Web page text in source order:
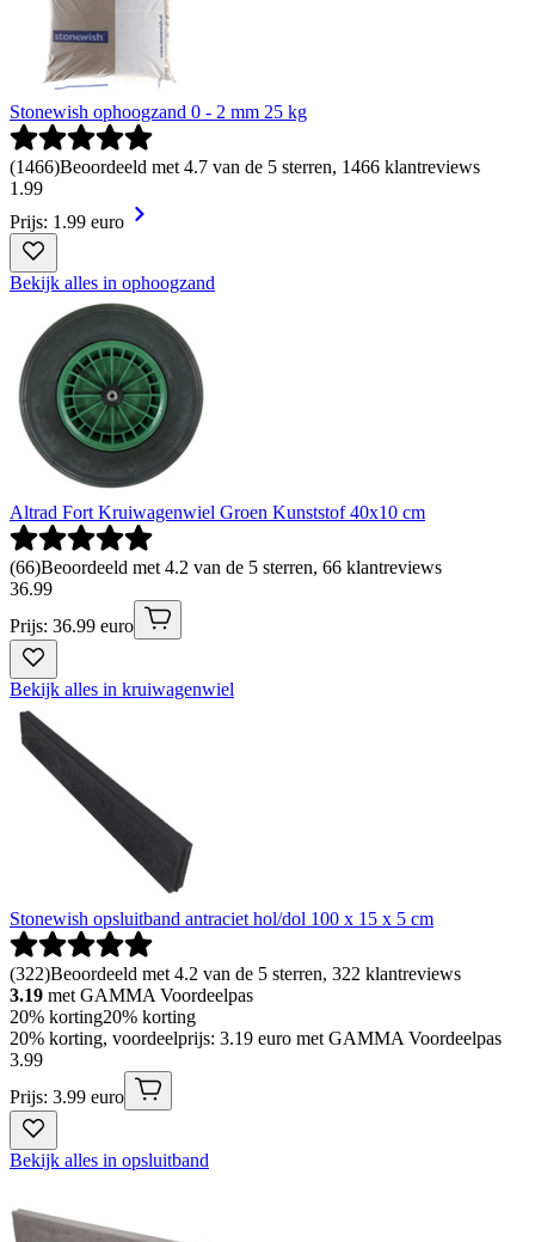
Stonewish ophoogzand 0 - 2 mm 25 kg
(1466)Beoordeeld met 4.7 van de 5 sterren, 1466 klantreviews
1 .99
Prijs: 1.99 euro
Bekijk alles in ophoogzand
Altrad Fort Kruiwagenwiel Groen Kunststof 40x10 cm
(66)Beoordeeld met 4.2 van de 5 sterren, 66 klantreviews
36.99
Prijs: 36.99 euro
Bekijk alles in kruiwagenwiel
Stonewish opsluitband antraciet hol/dol 100 x 15 x 5 cm
(322)Beoordeeld met 4.2 van de 5 sterren, 322 klantreviews
3.19 met GAMMA Voordeelpas
20% korting20% korting
20% korting, voordeelprijs: 3.19 euro met GAMMA Voordeelpas
3.99
Prijs: 3.99 euro
Bekijk alles in opsluitband